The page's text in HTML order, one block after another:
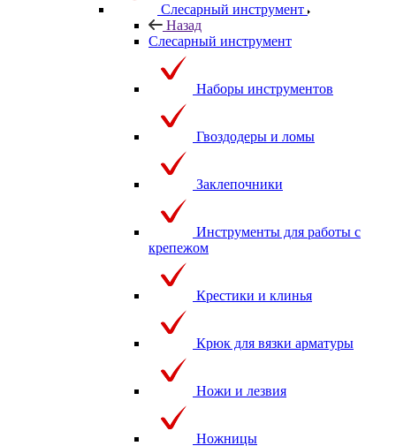
Слесарный инструмент
Назад
Слесарный инструмент
Наборы инструментов
Гвоздодеры и ломы
Заклепочники
Инструменты для работы с
крепежом
Крестики и клинья
Крюк для вязки арматуры
Ножи и лезвия
Ножницы